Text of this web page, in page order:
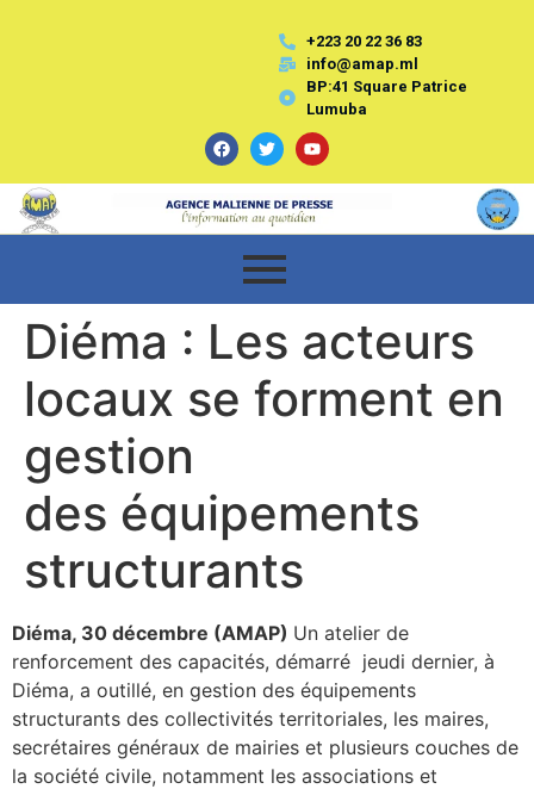
+223 20 22 36 83
info@amap.ml
BP:41 Square Patrice
Lumuba
Diéma : Les acteurs
locaux se forment en
gestion
des équipements
structurants
Diéma, 30 décembre (AMAP) Un atelier de
renforcement des capacités, démarré jeudi dernier, à
Diéma, a outillé, en gestion des équipements
structurants des collectivités territoriales, les maires,
secrétaires généraux de mairies et plusieurs couches de
la société civile, notamment les associations et